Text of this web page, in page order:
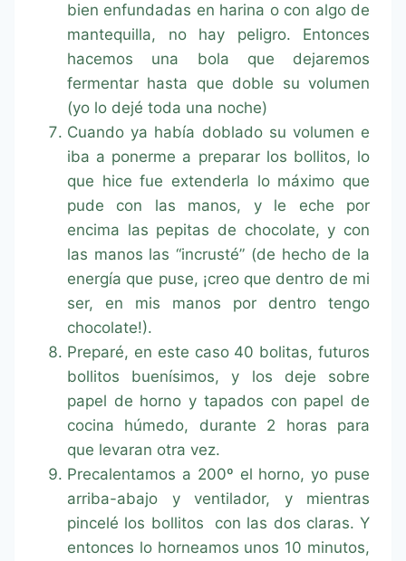
bien enfundadas en harina o con algo de
mantequilla, no hay peligro. Entonces
hacemos una bola que dejaremos
fermentar hasta que doble su volumen
(yo lo dejé toda una noche)
Cuando ya había doblado su volumen e
iba a ponerme a preparar los bollitos, lo
que hice fue extenderla lo máximo que
pude con las manos, y le eche por
encima las pepitas de chocolate, y con
las manos las “incrusté” (de hecho de la
energía que puse, ¡creo que dentro de mi
ser, en mis manos por dentro tengo
chocolate!).
Preparé, en este caso 40 bolitas, futuros
bollitos buenísimos, y los deje sobre
papel de horno y tapados con papel de
cocina húmedo, durante 2 horas para
que levaran otra vez.
Precalentamos a 200º el horno, yo puse
arriba-abajo y ventilador, y mientras
pincelé los bollitos con las dos claras. Y
entonces lo horneamos unos 10 minutos,